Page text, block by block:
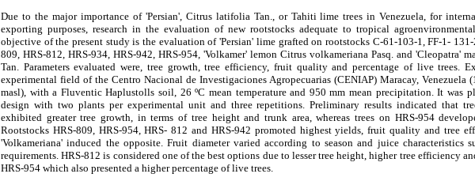
Due to the major importance of 'Persian', Citrus latifolia Tan., or Tahiti lime trees in Venezuela, for
exporting purposes, research in the evaluation of new rootstocks adequate to tropical
objective of the present study is the evaluation of 'Persian' lime grafted on rootstocks C-61-103-1, FF-1-
809, HRS-812, HRS-934, HRS-942, HRS-954, 'Volkamer' lemon Citrus volkameriana Pasq. and 'Cleopatra'
Tan. Parameters evaluated were, tree growth, tree efficiency, fruit quality and percentage of live trees.
experimental field of the Centro Nacional de Investigaciones Agropecuarias (CENIAP) Maracay, Venezuela
masl), with a Fluventic Haplustolls soil, 26 ºC mean temperature and 950 mm mean precipitation. It was
design with two plants per experimental unit and three repetitions. Preliminary results indicated that
exhibited greater tree growth, in terms of tree height and trunk area, whereas trees on HRS-954
Rootstocks HRS-809, HRS-954, HRS- 812 and HRS-942 promoted highest yields, fruit quality and tree
'Volkameriana' induced the opposite. Fruit diameter varied according to season and juice characteristics
requirements. HRS-812 is considered one of the best options due to lesser tree height, higher tree efficiency
HRS-954 which also presented a higher percentage of live trees.